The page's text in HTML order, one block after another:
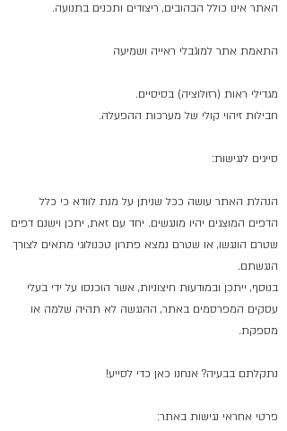
האתר אינו כולל הבהובים, ריצודים ותכנים בתנועה.
התאמת אתר למוגבלי ראייה ושמיעה
מגדילי ראות (רזולוציה) בסיסיים.
חבילות זיהוי קולי של מערכות ההפעלה.
סייגים לנגישות:
הנהלת האתר עושה ככל שניתן על מנת לוודא כי כלל
הדפים המוצגים יהיו מונגשים. יחד עם זאת, יתכן וישנם דפים
שטרם הונגשו, או שטרם נמצא פתרון טכנולוגי מתאים לצורך
הנגשתם.
בנוסף, ייתכן ובמודעות חיצוניות, אשר הוכנסו על ידי בעלי
עסקים המפרסמים באתר, ההנגשה לא תהיה שלמה או
מספקת.
נתקלתם בבעיה? אנחנו כאן כדי לסייע!
פרטי אחראי נגישות באתר: